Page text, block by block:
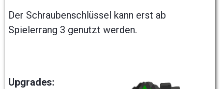
Der Schraubenschlüssel kann erst ab
Spielerrang 3 genutzt werden.
Upgrades: